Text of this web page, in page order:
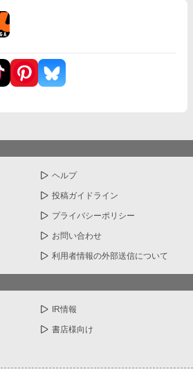
ヘルプ
投稿ガイドライン
プライバシーポリシー
お問い合わせ
利用者情報の外部送信について
IR情報
書店様向け